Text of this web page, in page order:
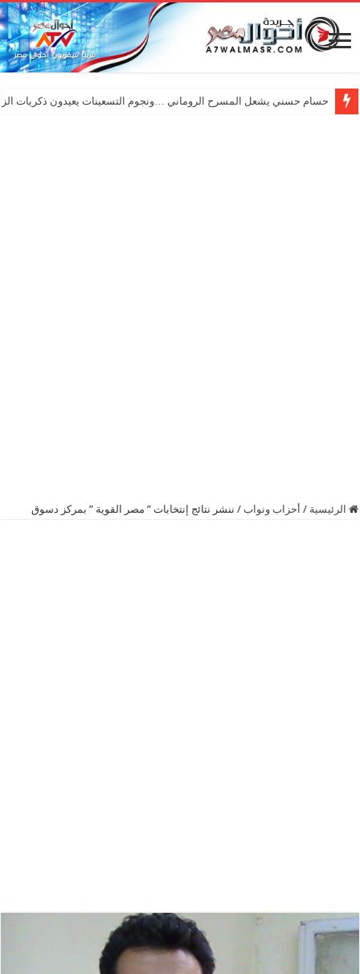
حسام حسني يشعل المسرح الروماني …ونجوم التسعينات يعيدون ذكريات
الرئيسية / أحزاب ونواب / ننشر نتائج إنتخابات ” مصر القوية ” بمركز دسوق